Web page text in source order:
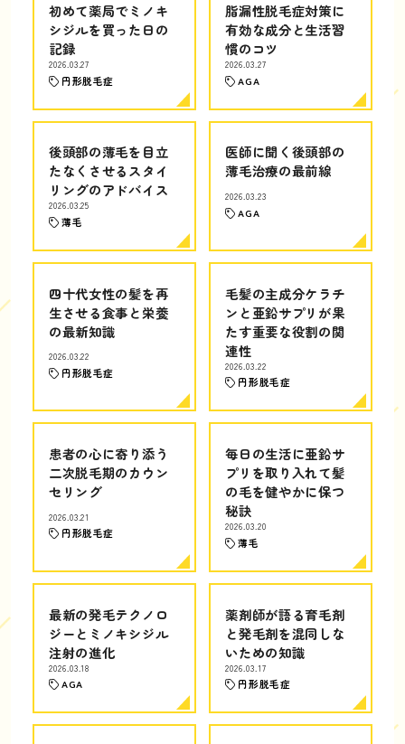
初めて薬局でミノキ
シジルを買った日の
記録
2026.03.27
円形脱毛症
脂漏性脱毛症対策に
有効な成分と生活習
慣のコツ
2026.03.27
AGA
後頭部の薄毛を目立
たなくさせるスタイ
リングのアドバイス
2026.03.25
薄毛
医師に聞く後頭部の
薄毛治療の最前線
2026.03.23
AGA
四十代女性の髪を再
生させる食事と栄養
の最新知識
2026.03.22
円形脱毛症
毛髪の主成分ケラチ
ンと亜鉛サプリが果
たす重要な役割の関
連性
2026.03.22
円形脱毛症
患者の心に寄り添う
二次脱毛期のカウン
セリング
2026.03.21
円形脱毛症
毎日の生活に亜鉛サ
プリを取り入れて髪
の毛を健やかに保つ
秘訣
2026.03.20
薄毛
最新の発毛テクノロ
ジーとミノキシジル
注射の進化
2026.03.18
AGA
薬剤師が語る育毛剤
と発毛剤を混同しな
いための知識
2026.03.17
円形脱毛症